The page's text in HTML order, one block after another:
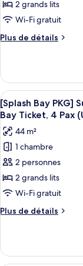
View)
Deluxe
King
(Obstructed
type
de
chambre :
[Chef's
2nd
session]
Forest
Tower
Business
Deluxe
Double
Queen
(Obstructed
View)
2 grands lits
Wi-Fi gratuit
Plus de détails
Plus
le
type
de
chambre
[Chef's
Kitchen
2nd
session]
Forest
Tower
Deluxe
Double
Queen
Afficher
toutes
les
photos
pour
ce
type
de
chambre :
[Splash
PKG]
Sun
5
[Splash Bay PKG]
Bay Ticket, 4 Pax
44 m²
1 chambre
2 personnes
2 grands lits
Wi-Fi gratuit
Plus de détails
Plus
le
type